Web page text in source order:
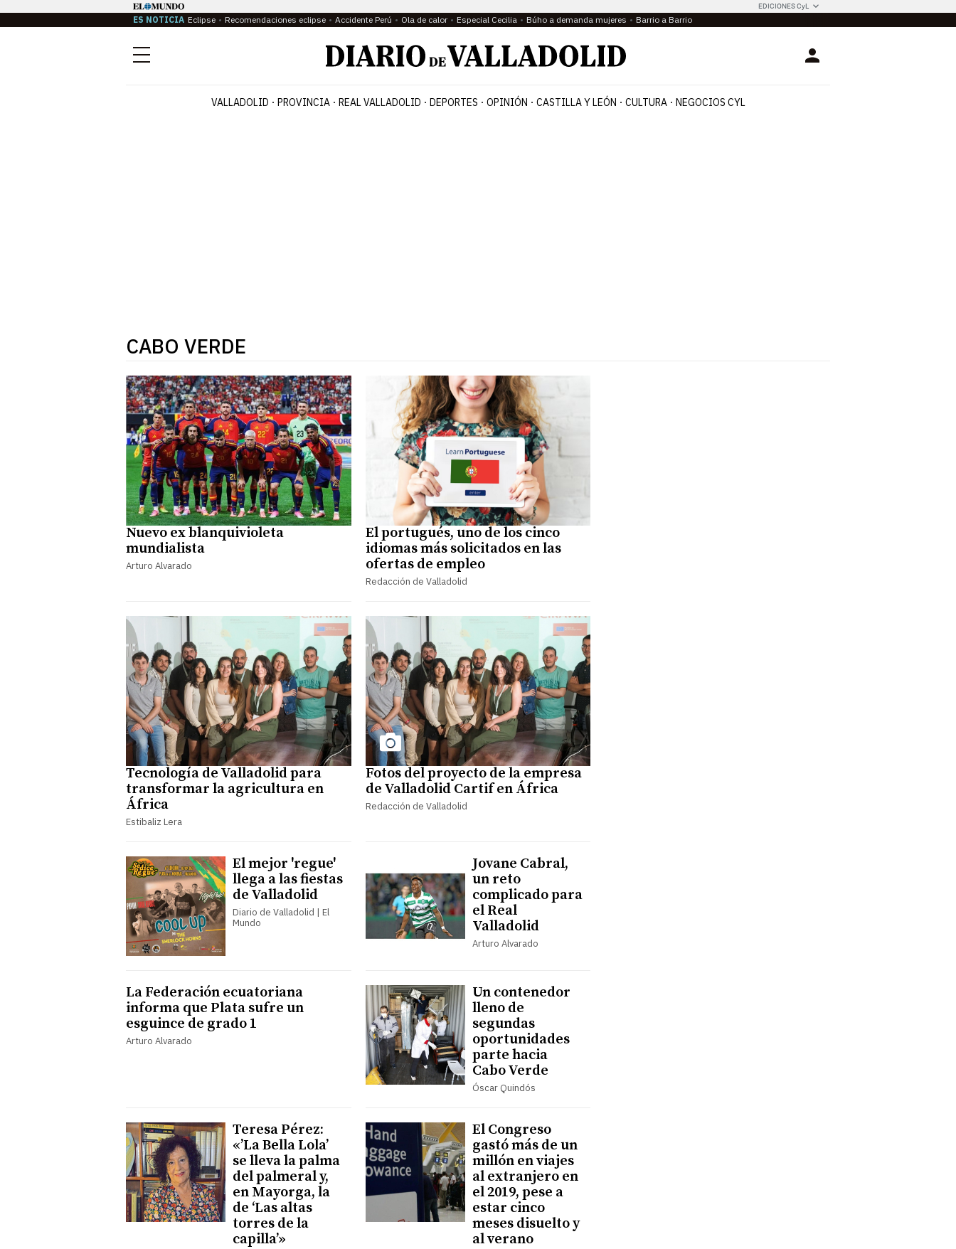
EDICIONES CyL
ES NOTICIA Eclipse Recomendaciones eclipse Accidente Perú Ola de calor Especial Cecilia Búho a demanda mujeres Barrio a Barrio
Menú Login
VALLADOLID PROVINCIA REAL VALLADOLID DEPORTES OPINIÓN CASTILLA Y LEÓN CULTURA NEGOCIOS CYL
CABO VERDE
Nuevo ex blanquivioleta
mundialista
Arturo Alvarado
El portugués, uno de los cinco
idiomas más solicitados en las
ofertas de empleo
Redacción de Valladolid
Tecnología de Valladolid para
transformar la agricultura en
África
Estibaliz Lera
Fotos del proyecto de la empresa
de Valladolid Cartif en África
Redacción de Valladolid
El mejor 'regue'
llega a las fiestas
de Valladolid
Diario de Valladolid | El
Mundo
Jovane Cabral,
un reto
complicado para
el Real
Valladolid
Arturo Alvarado
La Federación ecuatoriana
informa que Plata sufre un
esguince de grado 1
Arturo Alvarado
Un contenedor
lleno de
segundas
oportunidades
parte hacia
Cabo Verde
Óscar Quindós
Teresa Pérez:
«’La Bella Lola’
se lleva la palma
del palmeral y,
en Mayorga, la
de ‘Las altas
torres de la
capilla’»
El Congreso
gastó más de un
millón en viajes
al extranjero en
el 2019, pese a
estar cinco
meses disuelto y
al verano